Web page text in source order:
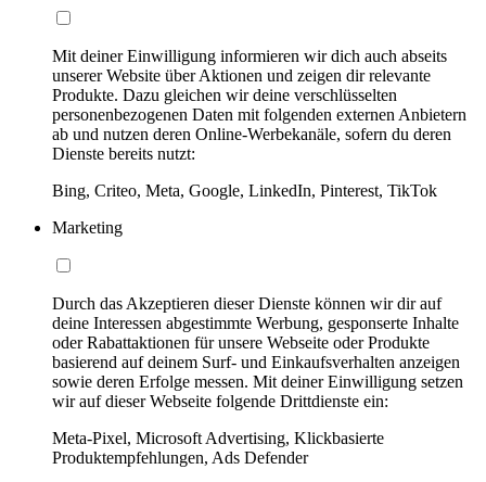
Mit deiner Einwilligung informieren wir dich auch abseits
unserer Website über Aktionen und zeigen dir relevante
Produkte. Dazu gleichen wir deine verschlüsselten
personenbezogenen Daten mit folgenden externen Anbietern
ab und nutzen deren Online-Werbekanäle, sofern du deren
Dienste bereits nutzt:
Bing, Criteo, Meta, Google, LinkedIn, Pinterest, TikTok
Marketing
Durch das Akzeptieren dieser Dienste können wir dir auf
deine Interessen abgestimmte Werbung, gesponserte Inhalte
oder Rabattaktionen für unsere Webseite oder Produkte
basierend auf deinem Surf- und Einkaufsverhalten anzeigen
sowie deren Erfolge messen. Mit deiner Einwilligung setzen
wir auf dieser Webseite folgende Drittdienste ein:
Meta-Pixel, Microsoft Advertising, Klickbasierte
Produktempfehlungen, Ads Defender